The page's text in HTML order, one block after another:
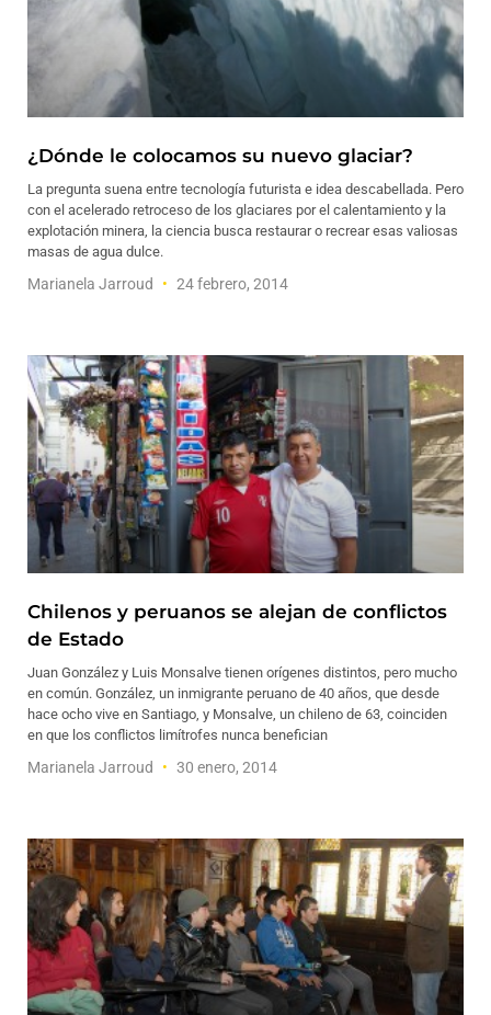
¿Dónde le colocamos su nuevo glaciar?
La pregunta suena entre tecnología futurista e idea descabellada. Pero
con el acelerado retroceso de los glaciares por el calentamiento y la
explotación minera, la ciencia busca restaurar o recrear esas valiosas
masas de agua dulce.
Marianela Jarroud 24 febrero, 2014
Chilenos y peruanos se alejan de conflictos
de Estado
Juan González y Luis Monsalve tienen orígenes distintos, pero mucho
en común. González, un inmigrante peruano de 40 años, que desde
hace ocho vive en Santiago, y Monsalve, un chileno de 63, coinciden
en que los conflictos limítrofes nunca benefician
Marianela Jarroud 30 enero, 2014